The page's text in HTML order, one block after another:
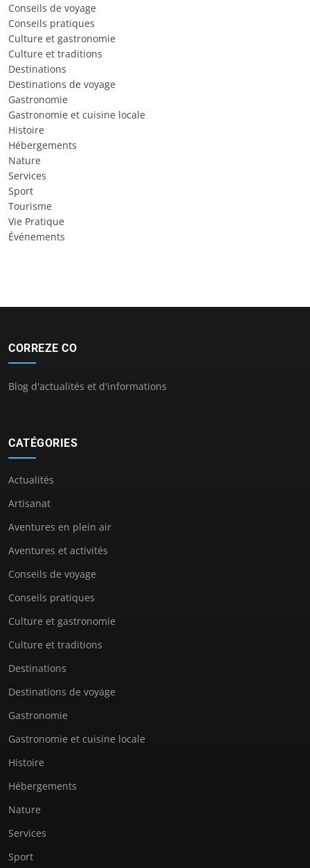
Conseils de voyage
Conseils pratiques
Culture et gastronomie
Culture et traditions
Destinations
Destinations de voyage
Gastronomie
Gastronomie et cuisine locale
Histoire
Hébergements
Nature
Services
Sport
Tourisme
Vie Pratique
Événements
CORREZE CO
Blog d'actualités et d'informations
CATÉGORIES
Actualités
Artisanat
Aventures en plein air
Aventures et activités
Conseils de voyage
Conseils pratiques
Culture et gastronomie
Culture et traditions
Destinations
Destinations de voyage
Gastronomie
Gastronomie et cuisine locale
Histoire
Hébergements
Nature
Services
Sport